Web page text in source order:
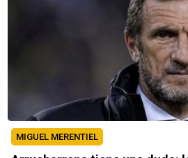
MIGUEL MERENTIEL